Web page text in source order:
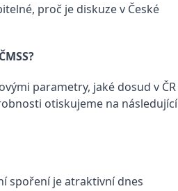
proč je diskuze v České
parametry, jaké dosud v ČR
otiskujeme na následující
spoření je atraktivní dnes